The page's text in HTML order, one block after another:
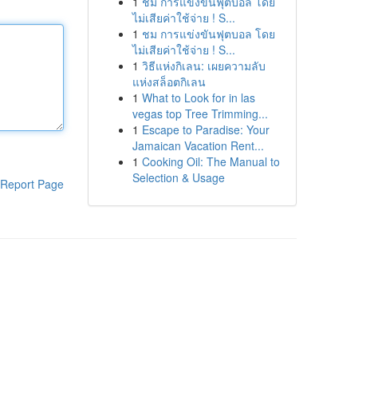
Report Page
ไม่เสียค่าใช้จ่าย ! S...
1 ชม การแข่งขันฟุตบอล โดย
ไม่เสียค่าใช้จ่าย ! S...
1 วิธีแห่งกิเลน: เผยความลับ
แห่งสล็อตกิเลน
1 What to Look for in las
vegas top Tree Trimming...
1 Escape to Paradise: Your
Jamaican Vacation Rent...
1 Cooking Oil: The Manual to
Selection & Usage